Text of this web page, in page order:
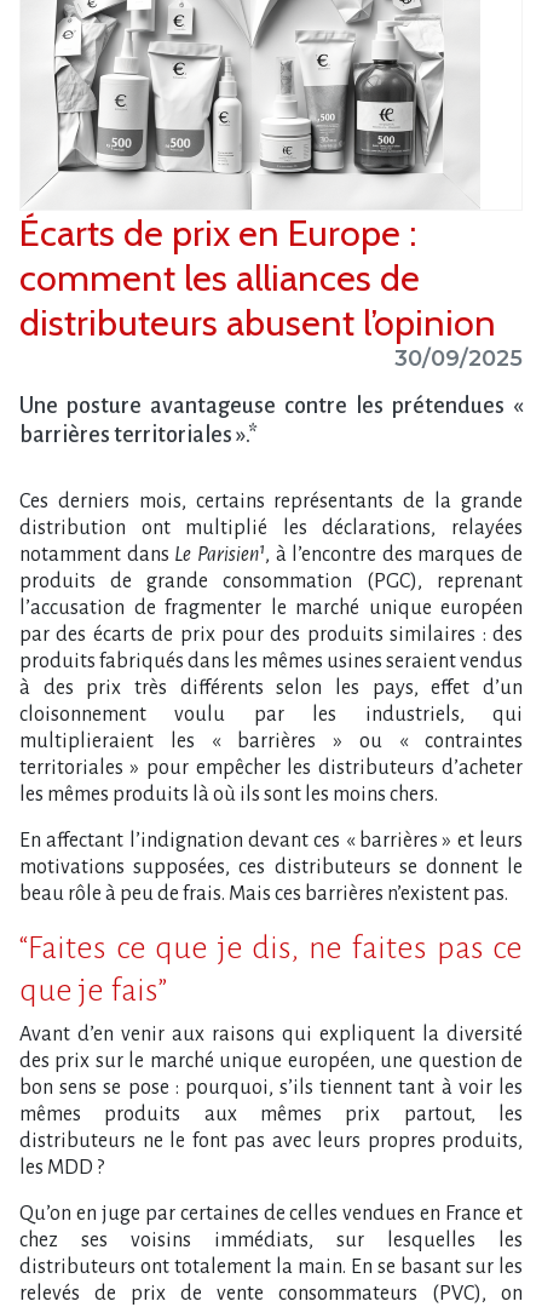
Écarts de prix en Europe :
comment les alliances de
distributeurs abusent l’opinion
30/09/2025
Une posture avantageuse contre les prétendues «
barrières territoriales ».*
Ces derniers mois, certains représentants de la grande
distribution ont multiplié les déclarations, relayées
notamment dans Le Parisien¹, à l’encontre des marques de
produits de grande consommation (PGC), reprenant
l’accusation de fragmenter le marché unique européen
par des écarts de prix pour des produits similaires : des
produits fabriqués dans les mêmes usines seraient vendus
à des prix très différents selon les pays, effet d’un
cloisonnement voulu par les industriels, qui
multiplieraient les « barrières » ou « contraintes
territoriales » pour empêcher les distributeurs d’acheter
les mêmes produits là où ils sont les moins chers.
En affectant l’indignation devant ces « barrières » et leurs
motivations supposées, ces distributeurs se donnent le
beau rôle à peu de frais. Mais ces barrières n’existent pas.
“Faites ce que je dis, ne faites pas ce
que je fais”
Avant d’en venir aux raisons qui expliquent la diversité
des prix sur le marché unique européen, une question de
bon sens se pose : pourquoi, s’ils tiennent tant à voir les
mêmes produits aux mêmes prix partout, les
distributeurs ne le font pas avec leurs propres produits,
les MDD ?
Qu’on en juge par certaines de celles vendues en France et
chez ses voisins immédiats, sur lesquelles les
distributeurs ont totalement la main. En se basant sur les
relevés de prix de vente consommateurs (PVC), on